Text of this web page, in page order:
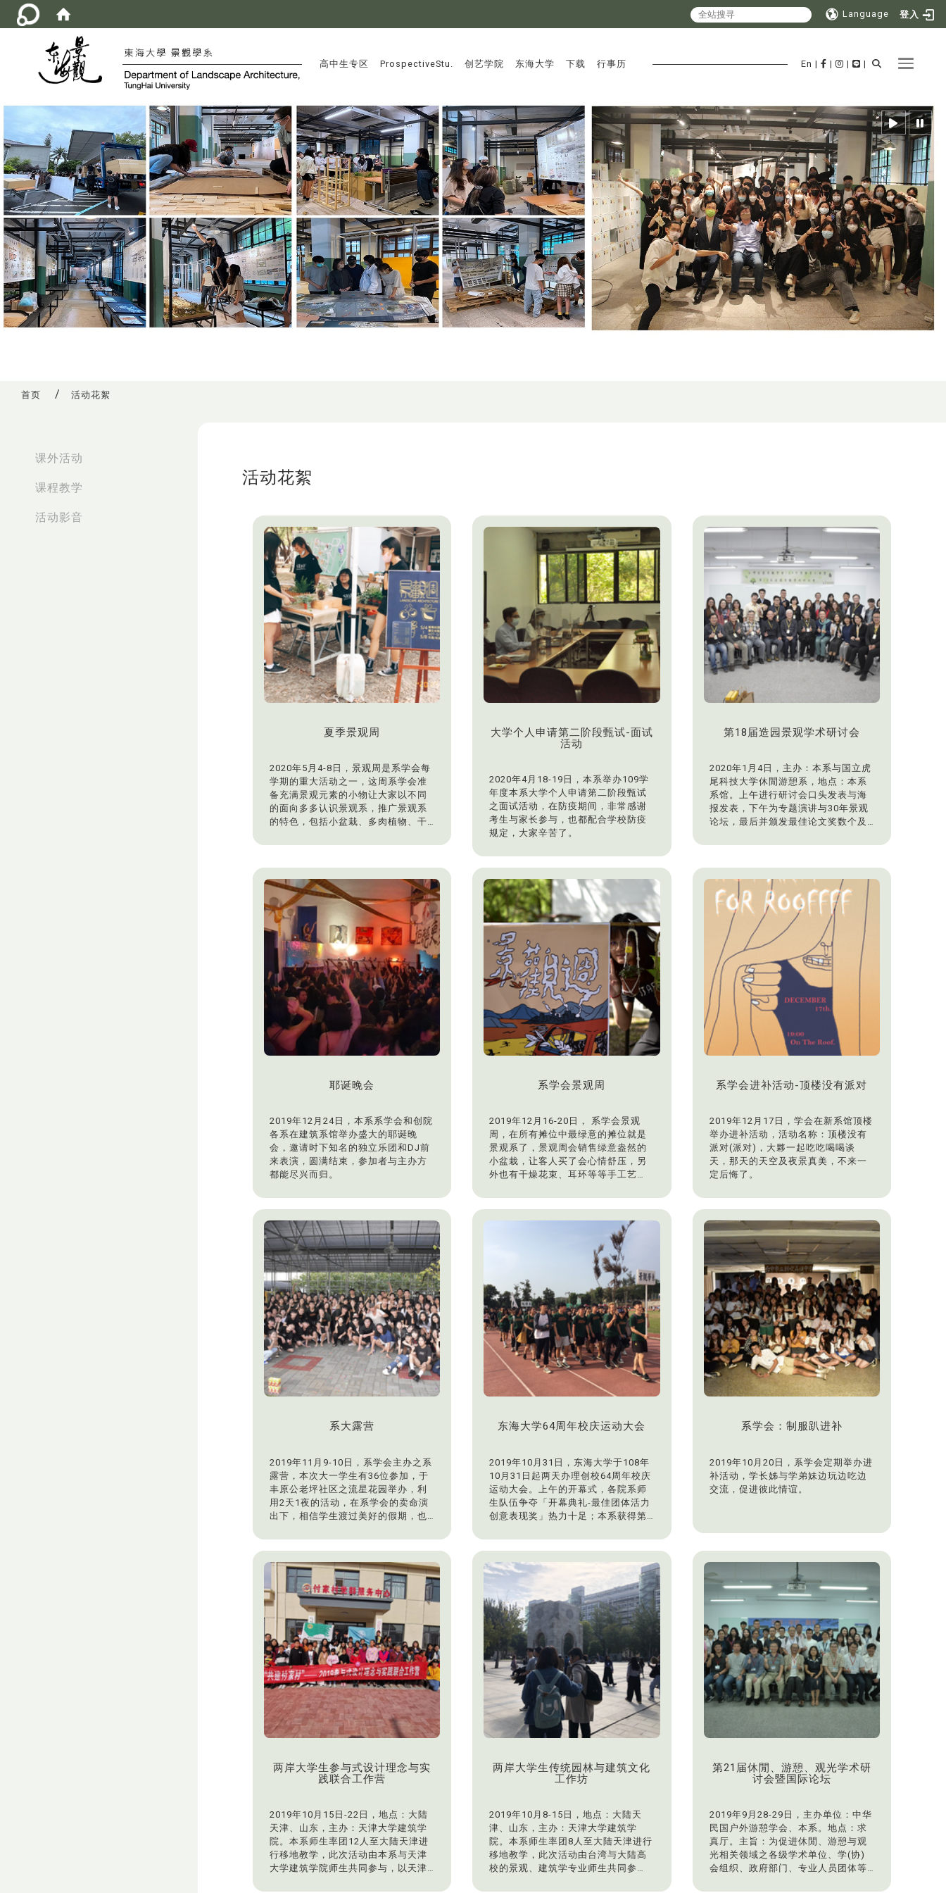
Language 登入
Toggle
:::
高中生专区 ProspectiveStu. 创艺学院 东海大学 下载 行事历 En | | | |
首页 活动花絮
课外活动
课程教学
活动影音
活动花絮
夏季景观周
2020年5月4-8日，景观周是系学会每
学期的重大活动之一，这周系学会准
备充满景观元素的小物让大家以不同
的面向多多认识景观系，推广景观系
的特色，包括小盆栽、多肉植物、干
过这个活动能让各年级的学生参与，
大学个人申请第二阶段甄试-面试
活动
2020年4月18-19日，本系举办109学
年度本系大学个人申请第二阶段甄试
之面试活动，在防疫期间，非常感谢
考生与家长参与，也都配合学校防疫
规定，大家辛苦了。
第18届造园景观学术研讨会
2020年1月4日，主办：本系与国立虎
尾科技大学休閒游憩系，地点：本系
系馆。上午进行研讨会口头发表与海
报发表，下午为专题演讲与30年景观
论坛，最后并颁发最佳论文奖数个及
耶诞晚会
2019年12月24日，本系系学会和创院
各系在建筑系馆举办盛大的耶诞晚
会，邀请时下知名的独立乐团和DJ前
来表演，圆满结束，参加者与主办方
都能尽兴而归。
系学会景观周
2019年12月16-20日， 系学会景观
周，在所有摊位中最绿意的摊位就是
景观系了，景观周会销售绿意盎然的
小盆栽，让客人买了会心情舒压，另
外也有干燥花束、耳环等等手工艺
系学会进补活动-顶楼没有派对
2019年12月17日，学会在新系馆顶楼
举办进补活动，活动名称：顶楼没有
派对(派对)，大夥一起吃吃喝喝谈
天，那天的天空及夜景真美，不来一
定后悔了。
系大露营
2019年11月9-10日，系学会主办之系
露营，本次大一学生有36位参加，于
丰原公老坪社区之流星花园举办，利
用2天1夜的活动，在系学会的卖命演
出下，相信学生渡过美好的假期，也
东海大学64周年校庆运动大会
2019年10月31日，东海大学于108年
10月31日起两天办理创校64周年校庆
运动大会。上午的开幕式，各院系师
生队伍争夺「开幕典礼-最佳团体活力
创意表现奖」热力十足；本系获得第4
系学会：制服趴进补
2019年10月20日，系学会定期举办进
补活动，学长姊与学弟妹边玩边吃边
交流，促进彼此情谊。
两岸大学生参与式设计理念与实
践联合工作营
2019年10月15日-22日，地点：大陆
天津、山东，主办：天津大学建筑学
院。本系师生率团12人至大陆天津进
行移地教学，此次活动由本系与天津
大学建筑学院师生共同参与，以天津
两岸大学生传统园林与建筑文化
工作坊
2019年10月8-15日，地点：大陆天
津、山东，主办：天津大学建筑学
院。本系师生率团8人至大陆天津进行
移地教学，此次活动由台湾与大陆高
校的景观、建筑学专业师生共同参
第21届休閒、游憩、观光学术研
讨会暨国际论坛
2019年9月28-29日，主办单位：中华
民国户外游憩学会、本系。地点：求
真厅。主旨：为促进休閒、游憩与观
光相关领域之各级学术单位、学(协)
会组织、政府部门、专业人员团体等